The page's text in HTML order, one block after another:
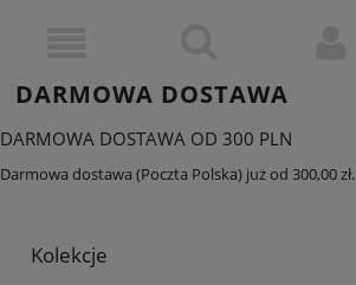
DARMOWA DOSTAWA
DARMOWA DOSTAWA OD 300 PLN
Darmowa dostawa (Poczta Polska) już od 300,00 zł.
Kolekcje